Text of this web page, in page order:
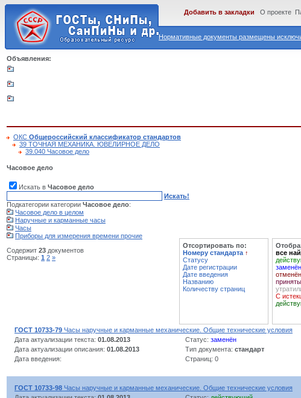
Нормативные документы размещены
Добавить в закладки О проекте
Объявления:
ОКС Общероссийский классификатор стандартов
39 ТОЧНАЯ МЕХАНИКА. ЮВЕЛИРНОЕ ДЕЛО
39.040 Часовое дело
Часовое дело
Искать в Часовое дело
Искать!
Подкатегории категории Часовое дело:
Часовое дело в целом
Наручные и карманные часы
Часы
Приборы для измерения времени прочие
Содержит 23 документов
Страницы: 1 2 »
Отсортировать по:
Номеру стандарта ↑
Статусу
Дате регистрации
Дате введения
Названию
Количеству страниц
все
С
ГОСТ 10733-79 Часы наручные и карманные механические. Общие технические условия
Дата актуализации текста: 01.08.2013 Статус: заменён
Дата актуализации описания: 01.08.2013 Тип документа: стандарт
Дата введения:
Страниц: 0
ГОСТ 10733-98 Часы наручные и карманные механические. Общие технические условия